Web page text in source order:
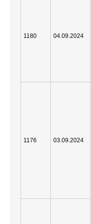
1180 04.09.2024
1176 03.09.2024